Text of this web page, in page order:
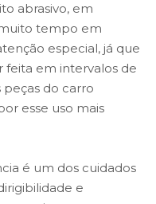
abrasivo, em
tempo em
especial, já que
feita em intervalos de
do carro
esse uso mais
é um dos cuidados
e